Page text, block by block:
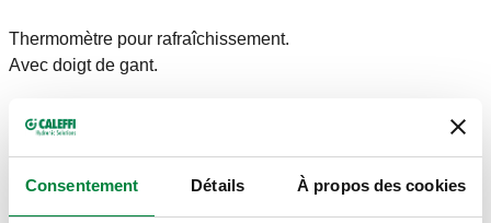
Consentement Détails À propos des cookies
Thermomètre pour rafraîchissement.
Avec doigt de gant.
CARACTÉRISTIQUES TECHNIQUES
Plage de température du fluide
-30–50 °C
Ø:80 mm